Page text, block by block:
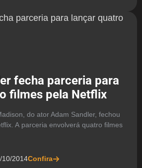
fecha parceria para
filmes pela Netflix
do ator Adam Sandler, fechou
A parceria envolverá quatro filmes
10/2014Confira